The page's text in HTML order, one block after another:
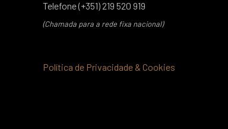
Telefone (+351) 219 520 919
(Chamada para a rede fixa nacional)
Política de Privacidade & Cookies